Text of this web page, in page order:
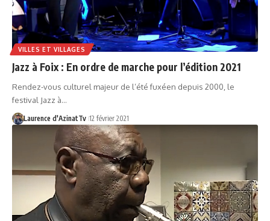
VILLES ET VILLAGES
Jazz à Foix : En ordre de marche pour l’édition 2021
Rendez-vous culturel majeur de l’été fuxéen depuis 2000, le
festival Jazz à…
Laurence d'AzinatTv 12 février 2021